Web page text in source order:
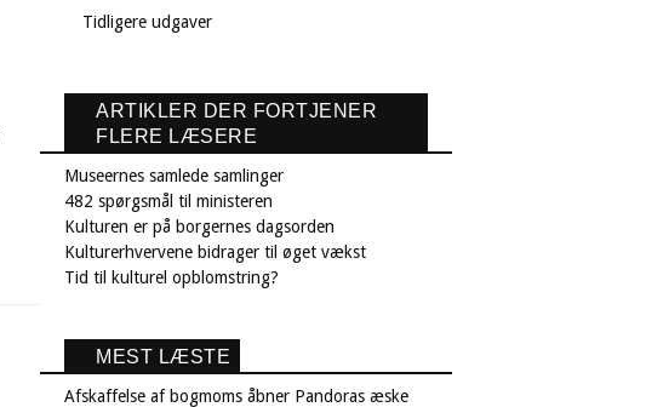
Tidligere udgaver
ARTIKLER DER FORTJENER
FLERE LÆSERE
Museernes samlede samlinger
482 spørgsmål til ministeren
Kulturen er på borgernes dagsorden
Kulturerhvervene bidrager til øget vækst
Tid til kulturel opblomstring?
MEST LÆSTE
Afskaffelse af bogmoms åbner Pandoras æske